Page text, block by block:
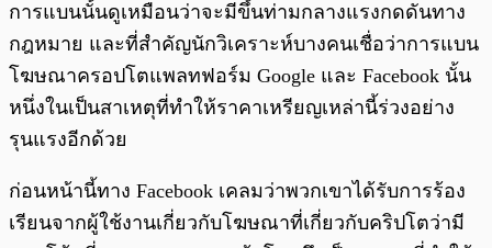
การแบนนั้นดูเหมือนว่าจะมีขึ้นท่ามกลางแรงกดดันทาง
กฎหมาย และที่สำคัญนักวิเคราะห์บางคนเชื่อว่าการแบน
โฆษณาครอปโตแพลทฟอร์ม Google และ Facebook นั้น
หนึ่งในเป็นสาเหตุที่ทำให้ราคาเหรียญเหล่านี้ร่วงอย่าง
รุนแรงอีกด้วย
ก่อนหน้านี้ทาง Facebook เคลมว่าพวกเขาได้รับการร้อง
เรียนจากผู้ใช้งานเกี่ยวกับโฆษณาที่เกี่ยวกับคริปโตว่ามี